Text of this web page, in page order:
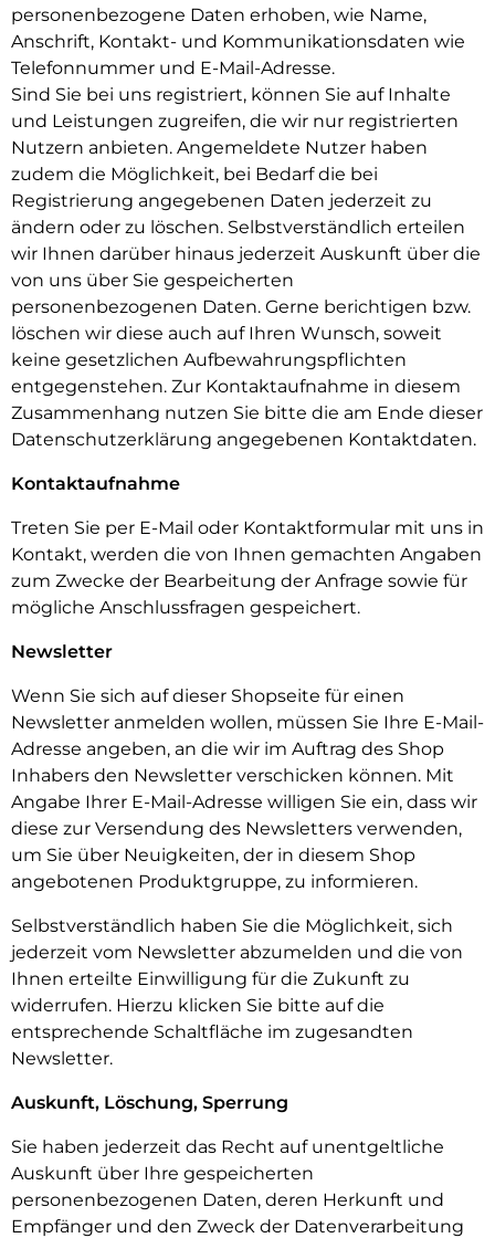
personenbezogene Daten erhoben, wie Name,
Anschrift, Kontakt- und Kommunikationsdaten wie
Telefonnummer und E-Mail-Adresse.
Sind Sie bei uns registriert, können Sie auf Inhalte
und Leistungen zugreifen, die wir nur registrierten
Nutzern anbieten. Angemeldete Nutzer haben
zudem die Möglichkeit, bei Bedarf die bei
Registrierung angegebenen Daten jederzeit zu
ändern oder zu löschen. Selbstverständlich erteilen
wir Ihnen darüber hinaus jederzeit Auskunft über die
von uns über Sie gespeicherten
personenbezogenen Daten. Gerne berichtigen bzw.
löschen wir diese auch auf Ihren Wunsch, soweit
keine gesetzlichen Aufbewahrungspflichten
entgegenstehen. Zur Kontaktaufnahme in diesem
Zusammenhang nutzen Sie bitte die am Ende dieser
Datenschutzerklärung angegebenen Kontaktdaten.
Kontaktaufnahme
Treten Sie per E-Mail oder Kontaktformular mit uns in
Kontakt, werden die von Ihnen gemachten Angaben
zum Zwecke der Bearbeitung der Anfrage sowie für
mögliche Anschlussfragen gespeichert.
Newsletter
Wenn Sie sich auf dieser Shopseite für einen
Newsletter anmelden wollen, müssen Sie Ihre E-Mail-
Adresse angeben, an die wir im Auftrag des Shop
Inhabers den Newsletter verschicken können. Mit
Angabe Ihrer E-Mail-Adresse willigen Sie ein, dass wir
diese zur Versendung des Newsletters verwenden,
um Sie über Neuigkeiten, der in diesem Shop
angebotenen Produktgruppe, zu informieren.
Selbstverständlich haben Sie die Möglichkeit, sich
jederzeit vom Newsletter abzumelden und die von
Ihnen erteilte Einwilligung für die Zukunft zu
widerrufen. Hierzu klicken Sie bitte auf die
entsprechende Schaltfläche im zugesandten
Newsletter.
Auskunft, Löschung, Sperrung
Sie haben jederzeit das Recht auf unentgeltliche
Auskunft über Ihre gespeicherten
personenbezogenen Daten, deren Herkunft und
Empfänger und den Zweck der Datenverarbeitung